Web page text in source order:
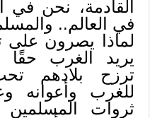
القادمة، نحن في
في العالم..
لماذا يصرون على
يريد الغرب حقًا
ترزح بلادهم
للغرب وأعوانه
ثروات المسلمين